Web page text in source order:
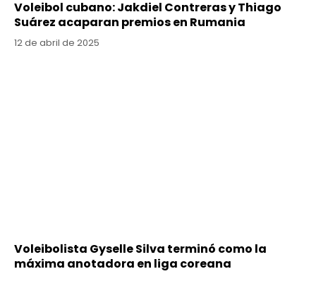
Voleibol cubano: Jakdiel Contreras y Thiago
Suárez acaparan premios en Rumania
12 de abril de 2025
Voleibolista Gyselle Silva terminó como la
máxima anotadora en liga coreana